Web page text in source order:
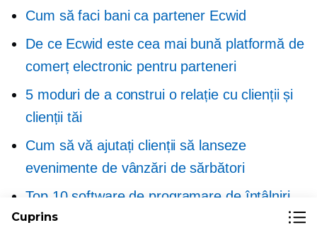
Cum să faci bani ca partener Ecwid
De ce Ecwid este cea mai bună platformă de
comerț electronic pentru parteneri
5 moduri de a construi o relație cu clienții și
clienții tăi
Cum să vă ajutați clienții să lanseze
evenimente de vânzări de sărbători
Top 10 software de programare de întâlniri
pentru întreprinderile mici și mijlocii
Cuprins